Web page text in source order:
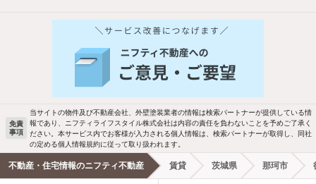
他の人はこんな条件で絞り込んでいます！
バス・トイレ別 2階以上
駐車場あり ペット相談
洗濯機置場あり 独立洗面台
エアコンあり 都市ガス
免責
事項
当サイトの物件及び不動産会社、外壁塗装業者の情報は検索パートナーが提供している情
報であり、ニフティライフスタイル株式会社は内容の責任を負わないことを予めご了承く
ださい。本サービス内でお客様が入力される個人情報は、検索パートナーが取得し、同社
の定める個人情報規約に従って取り扱われます。
不動産・住宅情報のニフティ不動産 賃貸 茨城県 那珂市